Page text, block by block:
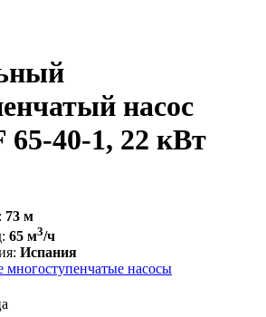
насос
40-1, 22 кВт
73 м
65 м3/ч
Испания
многоступенчатые насосы